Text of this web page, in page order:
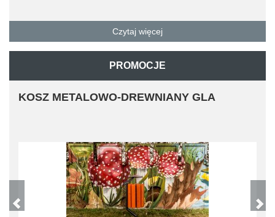
Czytaj więcej
PROMOCJE
KOSZ METALOWO-DREWNIANY GLA